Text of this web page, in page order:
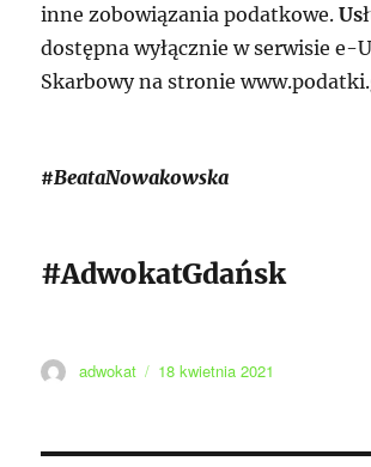
inne zobowiązania podatkowe.Us
dostępna wyłącznie w serwisie e-
Skarbowy na stronie
#BeataNowakowska
#AdwokatGdańsk
Autor
adwokat
Data
18 kwietnia 2021